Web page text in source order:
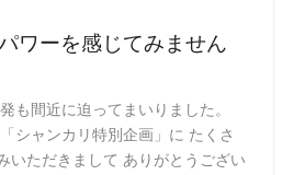
ワーを感じてみません
も間近に迫ってまいりました。
シャンカリ特別企画」に たくさ
いただきまして ありがとうござい